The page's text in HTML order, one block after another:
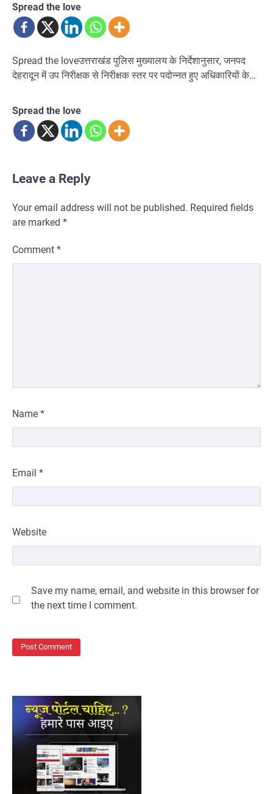
Spread the love
Spread the loveउत्तराखंड पुलिस मुख्यालय के निर्देशानुसार, जनपद
देहरादून में उप निरीक्षक से निरीक्षक स्तर पर पदोन्नत हुए अधिकारियों के…
Spread the love
Leave a Reply
Your email address will not be published. Required fields
are marked *
Comment *
Name *
Email *
Website
Save my name, email, and website in this browser for
the next time I comment.